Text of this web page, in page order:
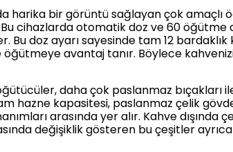
harika bir görüntü sağlayan çok amaçlı
cihazlarda otomatik doz ve 60
Bu doz ayarı sayesinde tam 12
öğütmeye avantaj tanır. Böylece
daha çok paslanmaz bıçakları
hazne kapasitesi, paslanmaz çelik
arasında yer alır. Kahve
değişiklik gösteren bu çeşitler